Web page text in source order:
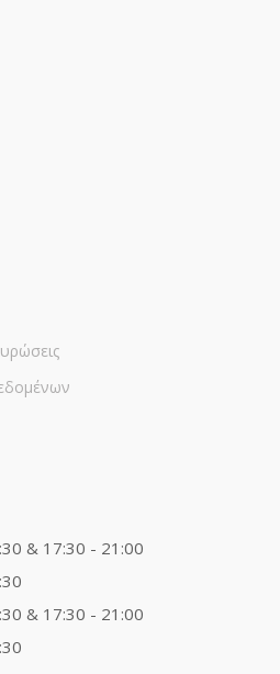
& 17:30 - 21:00
& 17:30 - 21:00